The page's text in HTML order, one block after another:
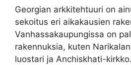
Georgian arkkitehtuuri on
sekoitus eri aikakausien
Vanhassakaupungissa on
rakennuksia, kuten
luostari ja Anchiskhati-